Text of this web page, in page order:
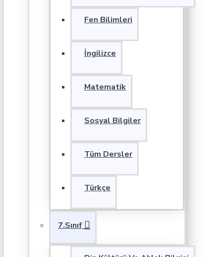
Fen Bilimleri
İngilizce
Matematik
Sosyal Bilgiler
Tüm Dersler
Türkçe
7.Sınıf